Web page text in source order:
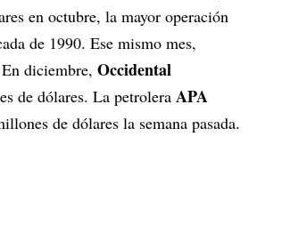
en octubre, la mayor operación
de 1990. Ese mismo mes,
diciembre, Occidental
de dólares. La petrolera APA
de dólares la semana pasada.